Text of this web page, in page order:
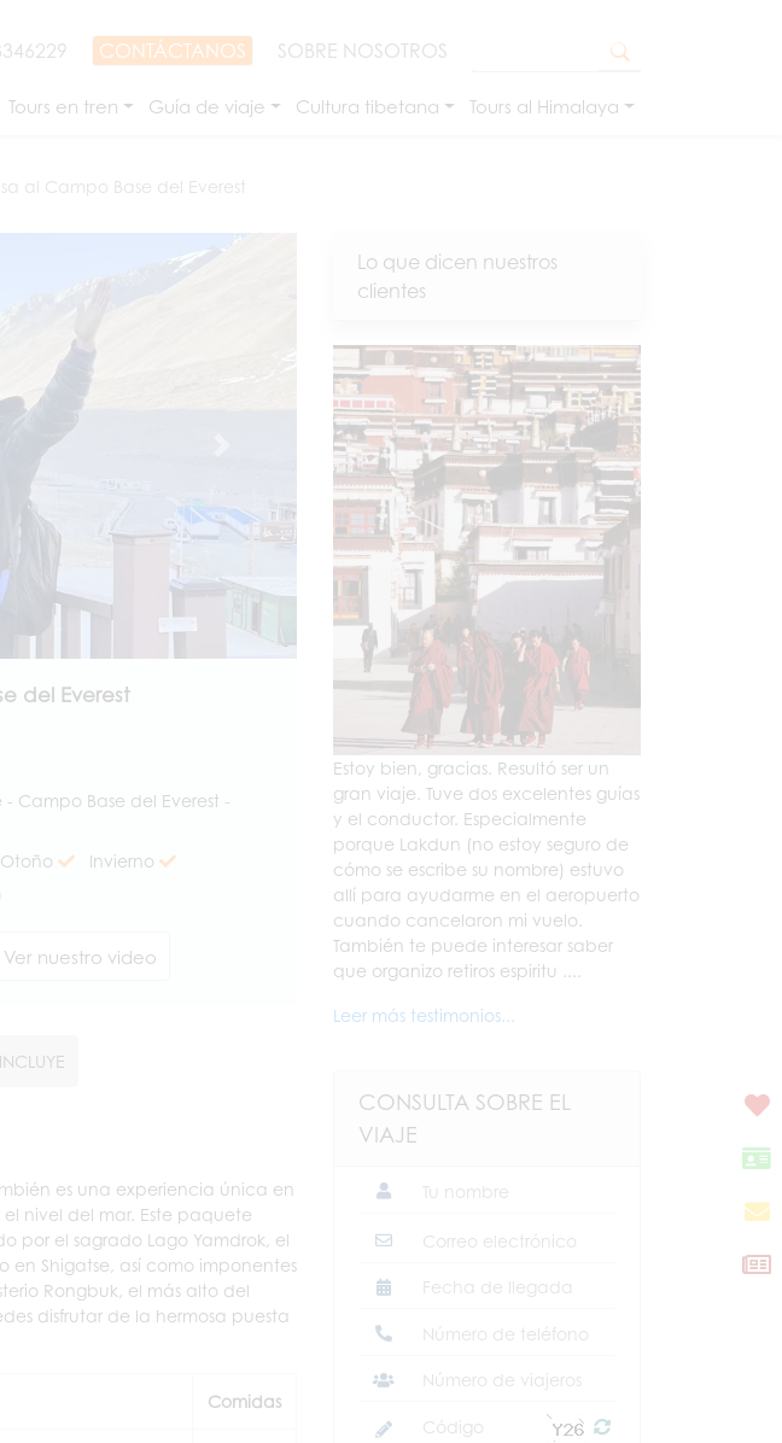
CONTÁCTANOS SOBRE NOSOTROS
Tours en tren Guía de viaje Cultura tibetana Tours al Himalaya
al Campo Base del Everest
del Everest
Campo Base del Everest -
Otoño
Invierno
Ver nuestro video
INCLUYE
es una experiencia única en
nivel del mar. Este paquete
por el sagrado Lago Yamdrok, el
en Shigatse, así como imponentes
Rongbuk, el más alto del
disfrutar de la hermosa puesta
Comidas
Lo que dicen nuestros
clientes
Estoy bien, gracias. Resultó ser un
gran viaje. Tuve dos excelentes guías
y el conductor. Especialmente
porque Lakdun (no estoy seguro de
cómo se escribe su nombre) estuvo
allí para ayudarme en el aeropuerto
cuando cancelaron mi vuelo.
También te puede interesar saber
que organizo retiros espiritu ....
Leer más testimonios...
CONSULTA SOBRE EL
VIAJE